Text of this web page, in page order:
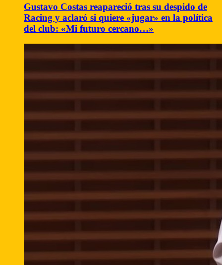
Gustavo Costas reapareció tras su despido de
Racing y aclaró si quiere «jugar» en la política
del club: «Mi futuro cercano…»